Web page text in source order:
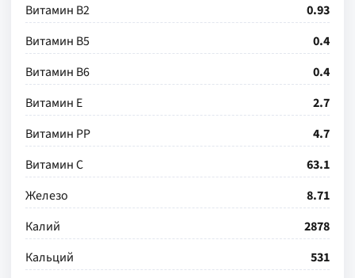
Витамин В2
0.93
Витамин В5
0.4
Витамин В6
0.4
Витамин Е
2.7
Витамин РР
4.7
Витамин С
63.1
Железо
8.71
Калий
2878
Кальций
531